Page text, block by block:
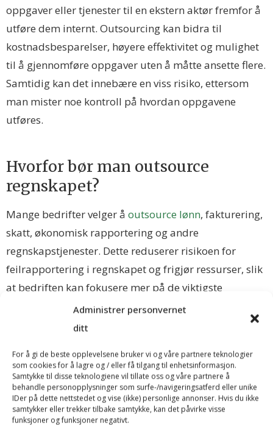
Administrer personvernet
ditt
For å gi de beste opplevelsene bruker vi og våre partnere teknologier
som cookies for å lagre og / eller få tilgang til enhetsinformasjon.
Samtykke til disse teknologiene vil tillate oss og våre partnere å
behandle personopplysninger som surfe-/navigeringsatferd eller unike
IDer på dette nettstedet og vise (ikke) personlige annonser. Hvis du ikke
samtykker eller trekker tilbake samtykke, kan det påvirke visse
funksjoner og funksjoner negativt.
oppgaver eller tjenester til en ekstern aktør fremfor å
utføre dem internt. Outsourcing kan bidra til
kostnadsbesparelser, høyere effektivitet og mulighet
til å gjennomføre oppgaver uten å måtte ansette flere.
Samtidig kan det innebære en viss risiko, ettersom
man mister noe kontroll på hvordan oppgavene
utføres.
Hvorfor bør man outsource
regnskapet?
Mange bedrifter velger å outsource lønn, fakturering,
skatt, økonomisk rapportering og andre
regnskapstjenester. Dette reduserer risikoen for
feilrapportering i regnskapet og frigjør ressurser, slik
at bedriften kan fokusere mer på de viktigste
oppgavene og den daglige driften.
Vi hjelper deg!